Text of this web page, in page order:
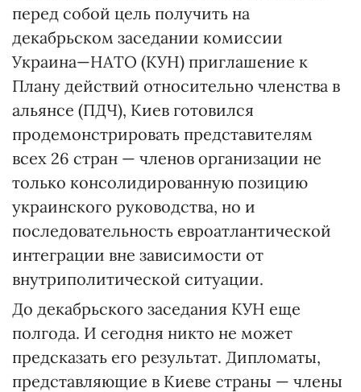
перед собой цель получить на
декабрьском заседании комиссии
Украина—НАТО (КУН) приглашение к
Плану действий относительно членства в
альянсе (ПДЧ), Киев готовился
продемонстрировать представителям
всех 26 стран — членов организации не
только консолидированную позицию
украинского руководства, но и
последовательность евроатлантической
интеграции вне зависимости от
внутриполитической ситуации.
До декабрьского заседания КУН еще
полгода. И сегодня никто не может
предсказать его результат. Дипломаты,
представляющие в Киеве страны — члены